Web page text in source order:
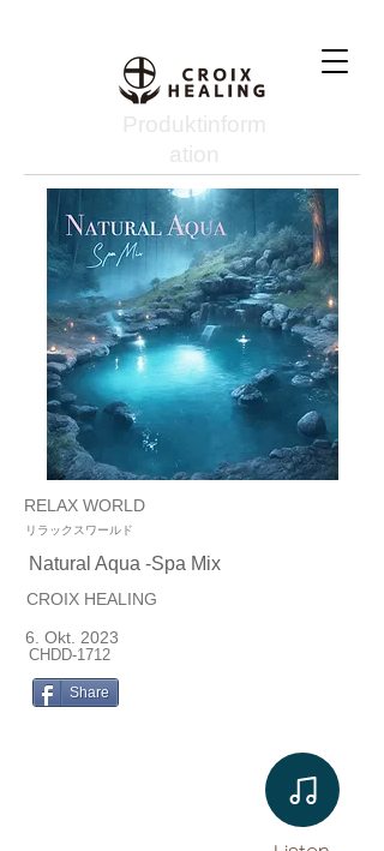
Produktinform
ation
RELAX WORLD
リラックスワールド
Natural Aqua -Spa Mix
CROIX HEALING
6. Okt. 2023
CHDD-1712
Share